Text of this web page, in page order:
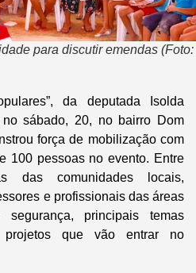
para discutir emendas (Foto:
da deputada Isolda
sábado, 20, no bairro Dom
força de mobilização com
100 pessoas no evento. Entre
das comunidades locais,
e profissionais das áreas
principais temas
projetos que vão entrar no